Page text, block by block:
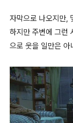
자막으로 나오지만,
하지만 주변에 그런
으로 웃을 일만은